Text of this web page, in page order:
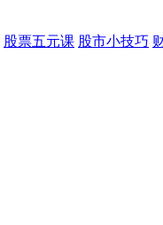
股票五元课 股市小技巧